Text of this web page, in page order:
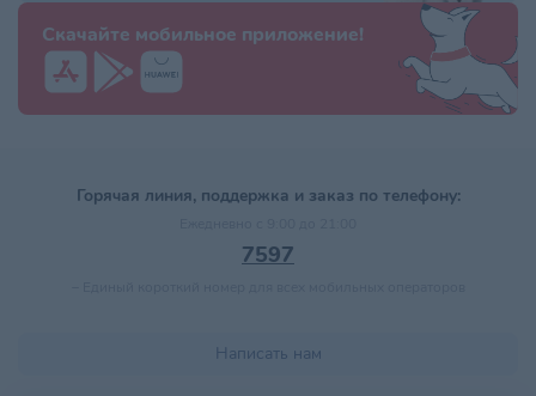
Скачайте мобильное приложение!
Горячая линия, поддержка и заказ по телефону:
7597
Написать нам